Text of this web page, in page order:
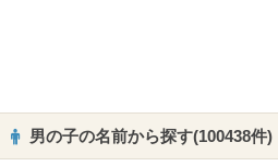
男の子の名前から探す(100438件)